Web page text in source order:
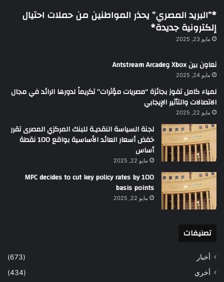
*”البريد المصري” يحذر المواطنين من حملات احتيال
إلكترونية جديدة*
مايو 23, 2025
تعاون بين Xbox وAntstream Arcade
مايو 24, 2025
لمياء كامل تفوز بجائزة “مصريات مؤثرات” تكريماً لدورها الرائد في مجال
الاتصالات والتأثير الإيجابي
مايو 22, 2025
لجنة السياسة النقديـة للبنك المركزي المصرى تقرر
خفض أسعار العائد الأساسية بواقع 100 نقطة
أساس
مايو 22, 2025
MPC decides to cut key policy rates by 100
basis points
مايو 22, 2025
تصنيفات
أخبار
(673)
أخري
(434)